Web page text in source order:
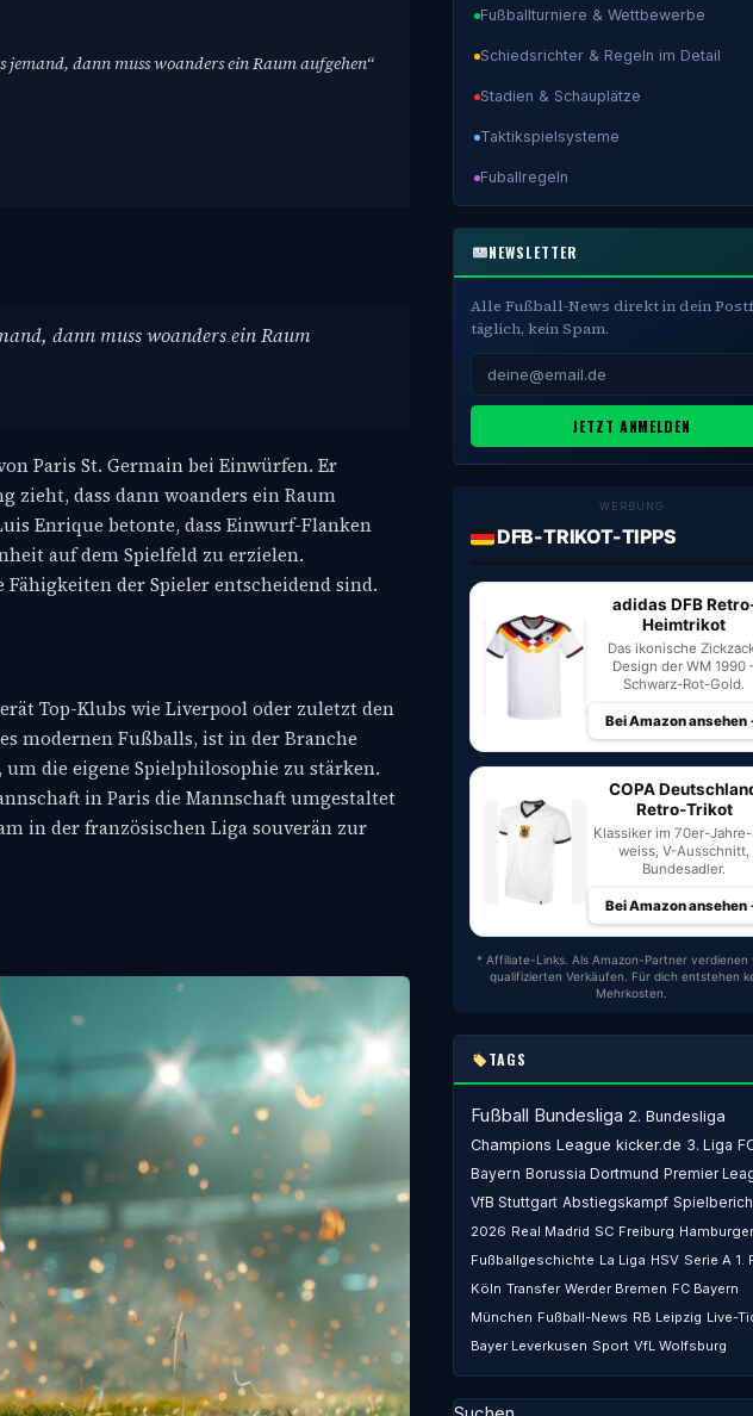
dann muss woanders ein Raum aufgehen“
dann muss woanders ein Raum
Paris St. Germain bei Einwürfen. Er
zieht, dass dann woanders ein Raum
Enrique betonte, dass Einwurf-Flanken
auf dem Spielfeld zu erzielen.
der Spieler entscheidend sind.
Top-Klubs wie Liverpool oder zuletzt den
modernen Fußballs, ist in der Branche
die eigene Spielphilosophie zu stärken.
in Paris die Mannschaft umgestaltet
in der französischen Liga souverän zur
Fußballturniere & Wettbewerbe
Schiedsrichter & Regeln im Detail
Stadien & Schauplätze
Taktikspielsysteme
Fuballregeln
NEWSLETTER
Alle Fußball-News direkt in dein
täglich, kein Spam.
JETZT ANMELDEN
WERBUNG
DFB-TRIKOT-TIPPS
adidas DFB
Heimtrikot
Das ikonische
Design der WM 1990
Schwarz-Rot-Gold.
Bei Amazon ansehen
COPA
Retro-Trikot
Klassiker im 70er-
weiss, V-Ausschnitt,
Bundesadler.
Bei Amazon ansehen
* Affiliate-Links. Als Amazon-Partner verdienen
qualifizierten Verkäufen. Für dich entstehen
Mehrkosten.
TAGS
Fußball Bundesliga 2. Bundesliga
Champions League kicker.de 3. Liga
Bayern Borussia Dortmund Premier
VfB Stuttgart Abstiegskampf
2026 Real Madrid SC Freiburg
Fußballgeschichte La Liga HSV Serie A 1.
Köln Transfer Werder Bremen FC Bayern
München Fußball-News RB Leipzig Live-
Bayer Leverkusen Sport VfL Wolfsburg